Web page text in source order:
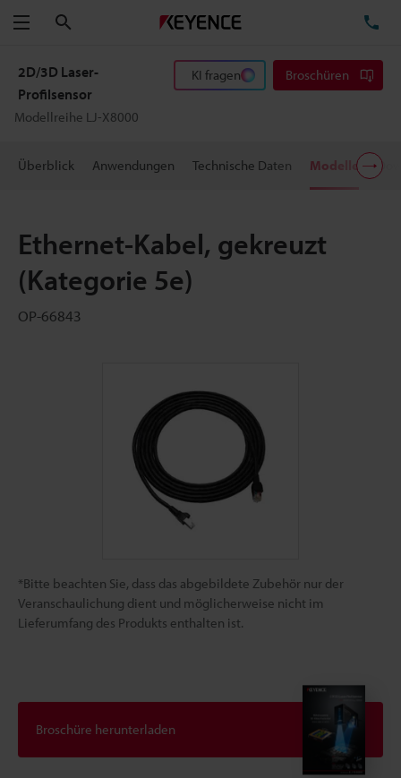
Menü
2D/3D Laser-
Profilsensor
Modellreihe LJ-X8000
KI fragen Broschüren
Überblick Anwendungen Technische Daten Modelle
Ethernet-Kabel, gekreuzt
(Kategorie 5e)
OP-66843
*Bitte beachten Sie, dass das abgebildete Zubehör nur der
Veranschaulichung dient und möglicherweise nicht im
Lieferumfang des Produkts enthalten ist.
Broschüre herunterladen